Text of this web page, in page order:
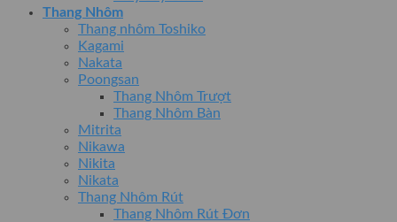
Thang Nhôm
Thang nhôm Toshiko
Kagami
Nakata
Poongsan
Thang Nhôm Trượt
Thang Nhôm Bàn
Mitrita
Nikawa
Nikita
Nikata
Thang Nhôm Rút
Thang Nhôm Rút Đơn